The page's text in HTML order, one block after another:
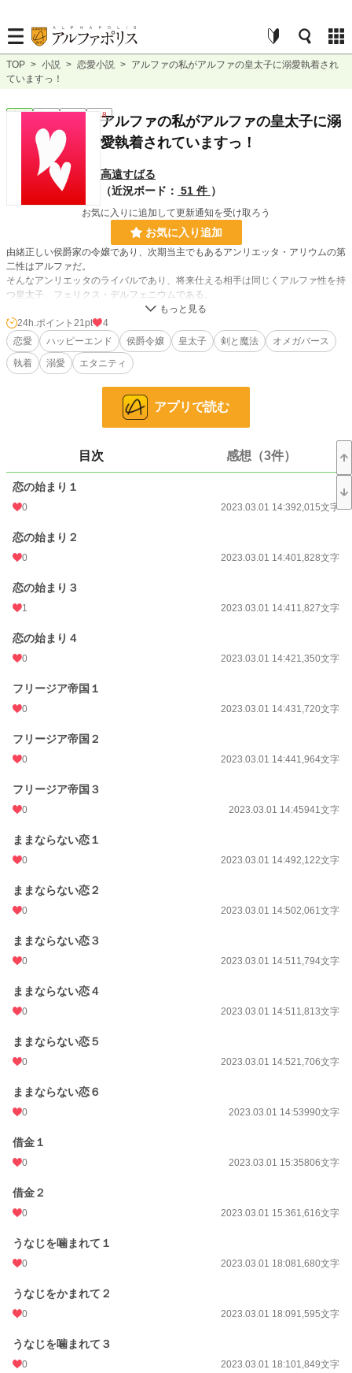
TOP > 小説 > 恋愛小説 > アルファの私がアルファの皇太子に溺愛執着され
ていますっ！
恋愛 完結 長編 R18アルファの私がアルファの皇太子に溺
愛執着されていますっ！
高遠すばる
（近況ボード： 51 件 ）
お気に入りに追加して更新通知を受け取ろう
お気に入り追加
由緒正しい侯爵家の令嬢であり、次期当主でもあるアンリエッタ・アリウムの第
二性はアルファだ。
そんなアンリエッタのライバルであり、将来仕える相手は同じくアルファ性を持
つ皇太子、フェリクス・デルフェニウムである。
第二性が同じフェリクスへと叶わぬ恋を抱くアンリエッタは、フェリクスの自分
への想いを知っていながら、ただの友人でいましょうと想いを封じ続ける。
互いの立場を思ってフェリクスの想いを拒んでいたアンリエッタ。ところがある
日、アンリエッタの家は悪辣な同級生、フレッドによって多額の借金を背負って
しまった。
け入れるが、それによって執着心をあらわにしたフェリクスにうなじを噛まれて
しまう。そうして目が覚めたアンリエッタの体は、アルファと番うことのできる
オメガに性転換していて――……？
オメガバースの、アルファからオメガへの性転換を題材にしたお話です。
お気に入り
24h.ポイント 21 pt
文字数
更新日時 2023.03.05 10:45
初回公開日時
初回完結日時 2023.03.05 10:45
月間ポイント 518 pt (34,191 位)
24h.ポイント 21pt
4
恋愛
ハッピーエンド 侯爵令嬢 皇太子 剣と魔法
オメガバース
執着
溺愛 エタニティ
アプリで読む
目次 感想（3件）
恋の始まり１
0 2023.03.01 14:392,015文字
恋の始まり２
0 2023.03.01 14:401,828文字
恋の始まり３
1 2023.03.01 14:411,827文字
恋の始まり４
0 2023.03.01 14:421,350文字
フリージア帝国１
0 2023.03.01 14:431,720文字
フリージア帝国２
0 2023.03.01 14:441,964文字
フリージア帝国３
0 2023.03.01 14:45941文字
ままならない恋１
0 2023.03.01 14:492,122文字
ままならない恋２
0 2023.03.01 14:502,061文字
ままならない恋３
0 2023.03.01 14:511,794文字
ままならない恋４
0 2023.03.01 14:511,813文字
ままならない恋５
0 2023.03.01 14:521,706文字
ままならない恋６
0 2023.03.01 14:53990文字
借金１
0 2023.03.01 15:35806文字
借金２
0 2023.03.01 15:361,616文字
うなじを噛まれて１
0 2023.03.01 18:081,680文字
うなじをかまれて２
0 2023.03.01 18:091,595文字
うなじを噛まれて３
0 2023.03.01 18:101,849文字